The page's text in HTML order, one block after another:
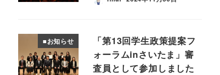
投稿日
■お知らせ
「第13回学生政策提案フ
ォーラムinさいたま」審
査員として参加しました